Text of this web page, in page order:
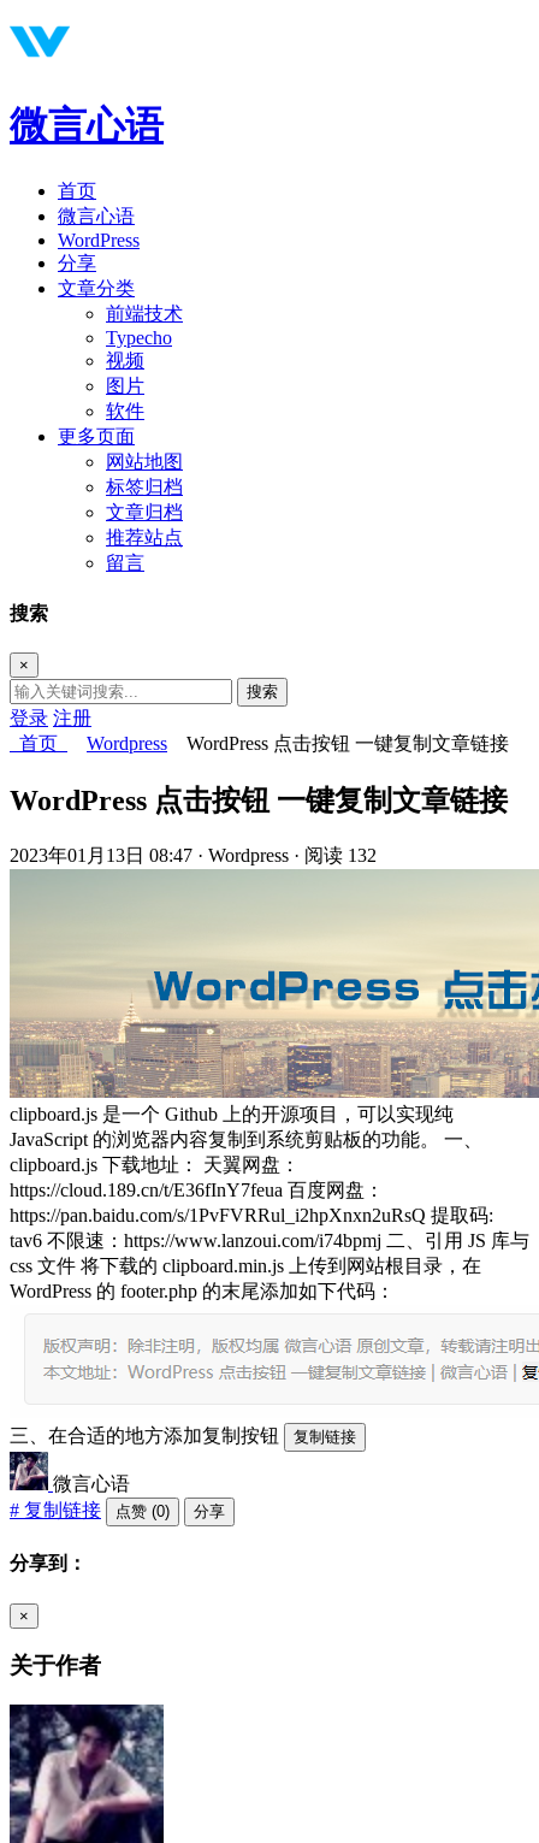
微言心语
首页
微言心语
WordPress
分享
文章分类
前端技术
Typecho
视频
图片
软件
更多页面
网站地图
标签归档
文章归档
推荐站点
留言
搜索
×
搜索
登录 注册
首页
Wordpress WordPress 点击按钮 一键复制文章链接
WordPress 点击按钮 一键复制文章链接
2023年01月13日 08:47 · Wordpress · 阅读 132
clipboard.js 是一个 Github 上的开源项目，可以实现纯
JavaScript 的浏览器内容复制到系统剪贴板的功能。 一、
clipboard.js 下载地址： 天翼网盘：
https://cloud.189.cn/t/E36fInY7feua 百度网盘：
https://pan.baidu.com/s/1PvFVRRul_i2hpXnxn2uRsQ 提取码:
tav6 不限速：https://www.lanzoui.com/i74bpmj 二、引用 JS 库与
css 文件 将下载的 clipboard.min.js 上传到网站根目录，在
WordPress 的 footer.php 的末尾添加如下代码：
三、在合适的地方添加复制按钮 复制链接
微言心语
# 复制链接
点赞 (0) 分享
分享到：
×
关于作者